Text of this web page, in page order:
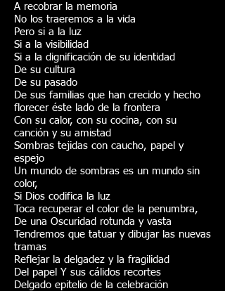
A recobrar la memoria
No los traeremos a la vida
Pero si a la luz
Si a la visibilidad
Si a la dignificación de su identidad
De su cultura
De su pasado
De sus familias que han crecido y hecho
florecer éste lado de la frontera
Con su calor, con su cocina, con su
canción y su amistad
Sombras tejidas con caucho, papel y
espejo
Un mundo de sombras es un mundo sin
color,
Si Dios codifica la luz
Toca recuperar el color de la penumbra,
De una Oscuridad rotunda y vasta
Tendremos que tatuar y dibujar las nuevas
tramas
Reflejar la delgadez y la fragilidad
Del papel Y sus cálidos recortes
Delgado epitelio de la celebración